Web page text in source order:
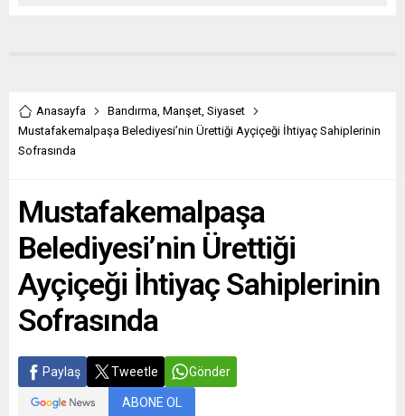
Anasayfa Bandırma Manşet Siyaset
Mustafakemalpaşa Belediyesi’nin Ürettiği Ayçiçeği İhtiyaç Sahiplerinin
Sofrasında
Mustafakemalpaşa
Belediyesi’nin Ürettiği
Ayçiçeği İhtiyaç Sahiplerinin
Sofrasında
Paylaş Tweetle Gönder
ABONE OL